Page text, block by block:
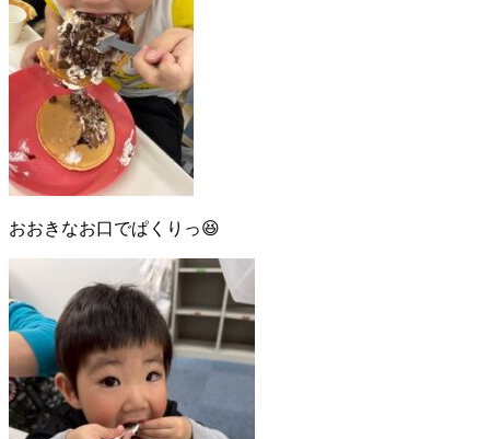
おおきなお口でぱくりっ😆